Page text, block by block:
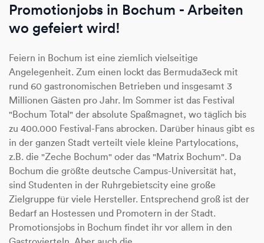
Promotionjobs in Bochum - Arbeiten
wo gefeiert wird!
Feiern in Bochum ist eine ziemlich vielseitige
Angelegenheit. Zum einen lockt das Bermuda3eck mit
rund 60 gastronomischen Betrieben und insgesamt 3
Millionen Gästen pro Jahr. Im Sommer ist das Festival
"Bochum Total" der absolute Spaßmagnet, wo täglich bis
zu 400.000 Festival-Fans abrocken. Darüber hinaus gibt es
in der ganzen Stadt verteilt viele kleine Partylocations,
z.B. die "Zeche Bochum" oder das "Matrix Bochum". Da
Bochum die größte deutsche Campus-Universität hat,
sind Studenten in der Ruhrgebietscity eine große
Zielgruppe für viele Hersteller. Entsprechend groß ist der
Bedarf an Hostessen und Promotern in der Stadt.
Promotionsjobs in Bochum findet ihr vor allem in den